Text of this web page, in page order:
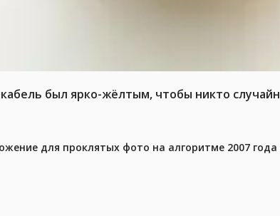
был ярко-жёлтым, чтобы никто
для проклятых фото на алгоритме 2007